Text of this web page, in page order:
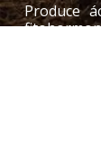
Produce